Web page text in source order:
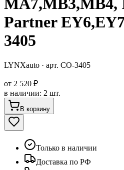
MA7,MB3,MB4,
Partner
3405
LYNXauto · арт. CO-3405
от 2 520 ₽
в наличии: 2 шт.
В корзину
Только в наличии
Доставка по РФ